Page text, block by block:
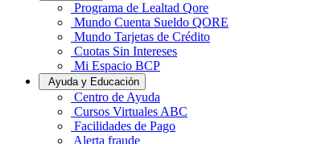
Programa de Lealtad Qore
Mundo Cuenta Sueldo QORE
Mundo Tarjetas de Crédito
Cuotas Sin Intereses
Mi Espacio BCP
Ayuda y Educación
Centro de Ayuda
Cursos Virtuales ABC
Facilidades de Pago
Alerta fraude